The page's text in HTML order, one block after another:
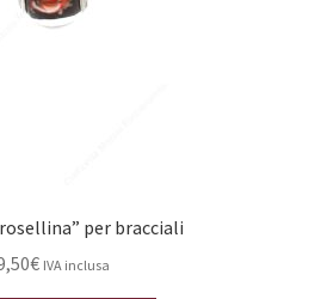
per bracciali
€ IVA inclusa